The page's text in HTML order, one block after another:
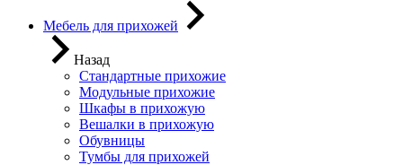
Мебель для прихожей
Назад
Стандартные прихожие
Модульные прихожие
Шкафы в прихожую
Вешалки в прихожую
Обувницы
Тумбы для прихожей